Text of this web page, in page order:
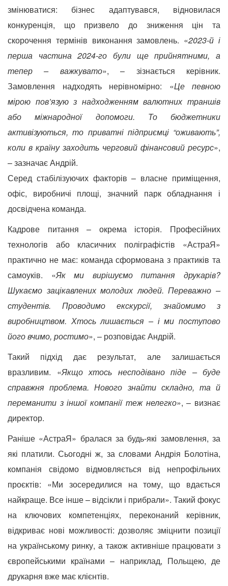
змінюватися: бізнес адаптувався, відновилася
конкуренція, що призвело до зниження цін та
скорочення термінів виконання замовлень. «2023-й і
перша частина 2024-го були ще прийнятними, а
тепер – важкувато», – зізнається керівник.
Замовлення надходять нерівномірно: «Це певною
мірою пов’язую з надходженням валютних траншів
або міжнародної допомоги. То бюджетники
активізуються, то приватні підприємці “оживають”,
коли в країну заходить черговий фінансовий ресурс»,
– зазначає Андрій.
Серед стабілізуючих факторів – власне приміщення,
офіс, виробничі площі, значний парк обладнання і
досвідчена команда.
Кадрове питання – окрема історія. Професійних
технологів або класичних поліграфістів «АстраЯ»
практично не має: команда сформована з практиків та
самоуків. «Як ми вирішуємо питання друкарів?
Шукаємо зацікавлених молодих людей. Переважно –
студентів. Проводимо екскурсії, знайомимо з
виробництвом. Хтось лишається – і ми поступово
його вчимо, ростимо», – розповідає Андрій.
Такий підхід дає результат, але залишається
вразливим. «Якщо хтось несподівано піде – буде
справжня проблема. Нового знайти складно, та й
переманити з іншої компанії теж нелегко», – визнає
директор.
Раніше «АстраЯ» бралася за будь-які замовлення, за
які платили. Сьогодні ж, за словами Андрія Болотіна,
компанія свідомо відмовляється від непрофільних
проєктів: «Ми зосередилися на тому, що вдається
найкраще. Все інше – відсікли і прибрали». Такий фокус
на ключових компетенціях, переконаний керівник,
відкриває нові можливості: дозволяє зміцнити позиції
на українському ринку, а також активніше працювати з
європейськими країнами – наприклад, Польщею, де
друкарня вже має клієнтів.